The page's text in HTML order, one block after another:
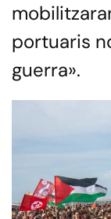
portuaris
guerra».